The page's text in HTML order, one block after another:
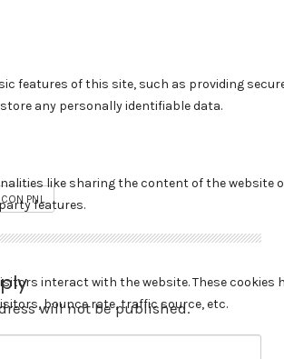
PNL
will not be published.